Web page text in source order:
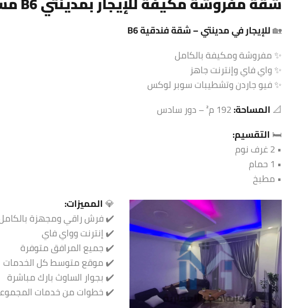
🏡للإيجار في مدينتي –شقةفندقية B6
✨ مفروشة ومكيفة بالكامل
✨ واي فاي وإنترنت جاهز
✨ فيو جاردن وتشطيبات سوبر لوكس
📐 المساحة:
🛏️ التقسيم:
• 2 غرف نوم
• 1 حمام
• مطبخ
💎المميزات:
✔️ فرش راقي ومجهزة
✔️ إنترنت وواي فاي
✔️ جميع المرافق متوفرة
✔️ موقع متوسط كل الخدمات
✔️ بجوار الساوث بارك مباشرة
✔️ خطوات من خدمات